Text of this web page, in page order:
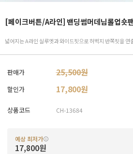
[페이크버튼/A라인] 밴딩썸머데님롤업숏
넓어지는 A라인 실루엣과 와이드핏으로 허벅지 반쪽핏을 연
판매가 25,500원
할인가 17,800원
상품코드 CH-13684
예상 최저가
17,800원